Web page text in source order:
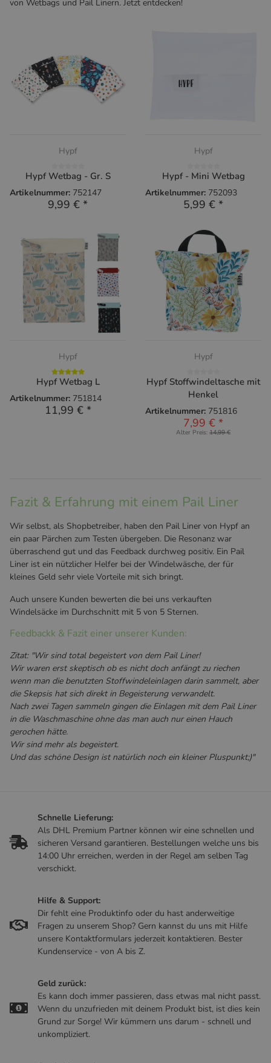
von Wetbags und Pail Linern. Jetzt entdecken!
Hypf
Hypf Wetbag - Gr. S
Artikelnummer: 752147
9,99 € *
Hypf
Hypf - Mini Wetbag
Artikelnummer: 752093
5,99 € *
Hypf
Hypf Wetbag L
Artikelnummer: 751814
11,99 € *
Hypf
Hypf Stoffwindeltasche mit
Henkel
Artikelnummer: 751816
7,99 € *
Alter Preis: 14,99 €
Fazit & Erfahrung mit einem Pail Liner
Wir selbst, als Shopbetreiber, haben den Pail Liner von Hypf an
ein paar Pärchen zum Testen übergeben. Die Resonanz war
überraschend gut und das Feedback durchweg positiv. Ein Pail
Liner ist ein nützlicher Helfer bei der Windelwäsche, der für
kleines Geld sehr viele Vorteile mit sich bringt.
Auch unsere Kunden bewerten die bei uns verkauften
Windelsäcke im Durchschnitt mit 5 von 5 Sternen.
Feedbackk & Fazit einer unserer Kunden:
Zitat: "Wir sind total begeistert von dem Pail Liner!
Wir waren erst skeptisch ob es nicht doch anfängt zu riechen
wenn man die benutzten Stoffwindeleinlagen darin sammelt, aber
die Skepsis hat sich direkt in Begeisterung verwandelt.
Nach zwei Tagen sammeln gingen die Einlagen mit dem Pail Liner
in die Waschmaschine ohne das man auch nur einen Hauch
gerochen hätte.
Wir sind mehr als begeistert.
Und das schöne Design ist natürlich noch ein kleiner Pluspunkt;)"
Schnelle Lieferung:
Als DHL Premium Partner können wir eine schnellen und
sicheren Versand garantieren. Bestellungen welche uns bis
14:00 Uhr erreichen, werden in der Regel am selben Tag
verschickt.
Hilfe & Support:
Dir fehlt eine Produktinfo oder du hast anderweitige
Fragen zu unserem Shop? Gern kannst du uns mit Hilfe
unsere Kontaktformulars jederzeit kontaktieren. Bester
Kundenservice - von A bis Z.
Geld zurück:
Es kann doch immer passieren, dass etwas mal nicht passt.
Wenn du unzufrieden mit deinem Produkt bist, ist dies kein
Grund zur Sorge! Wir kümmern uns darum - schnell und
unkompliziert.